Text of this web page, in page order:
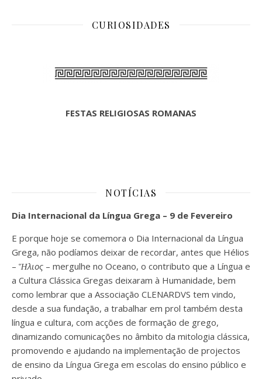
CURIOSIDADES
FESTAS RELIGIOSAS ROMANAS
NOTÍCIAS
Dia Internacional da Língua Grega – 9 de Fevereiro
E porque hoje se comemora o Dia Internacional da Língua
Grega, não podíamos deixar de recordar, antes que Hélios
– Ἥλιος – mergulhe no Oceano, o contributo que a Língua e
a Cultura Clássica Gregas deixaram à Humanidade, bem
como lembrar que a Associação CLENARDVS tem vindo,
desde a sua fundação, a trabalhar em prol também desta
língua e cultura, com acções de formação de grego,
dinamizando comunicações no âmbito da mitologia clássica,
promovendo e ajudando na implementação de projectos
de ensino da Língua Grega em escolas do ensino público e